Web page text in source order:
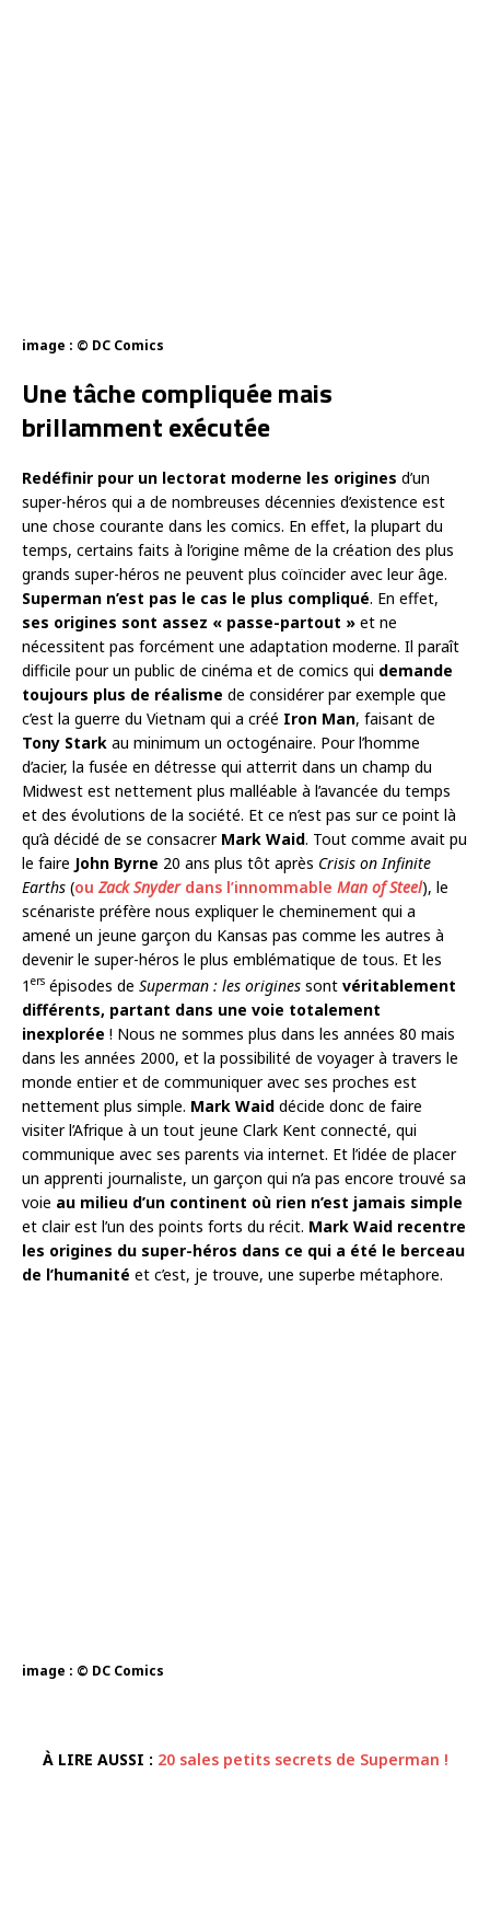
image : © DC Comics
Une tâche compliquée mais
brillamment exécutée
Redéfinir pour un lectorat moderne les origines d’un
super-héros qui a de nombreuses décennies d’existence est
une chose courante dans les comics. En effet, la plupart du
temps, certains faits à l’origine même de la création des plus
grands super-héros ne peuvent plus coïncider avec leur âge.
Superman n’est pas le cas le plus compliqué. En effet,
ses origines sont assez « passe-partout » et ne
nécessitent pas forcément une adaptation moderne. Il paraît
difficile pour un public de cinéma et de comics qui demande
toujours plus de réalisme de considérer par exemple que
c’est la guerre du Vietnam qui a créé Iron Man, faisant de
Tony Stark au minimum un octogénaire. Pour l’homme
d’acier, la fusée en détresse qui atterrit dans un champ du
Midwest est nettement plus malléable à l’avancée du temps
et des évolutions de la société. Et ce n’est pas sur ce point là
qu’à décidé de se consacrer Mark Waid. Tout comme avait pu
le faire John Byrne 20 ans plus tôt après Crisis on Infinite
Earths (ou Zack Snyderdans l’innommable Man of Steel), le
scénariste préfère nous expliquer le cheminement qui a
amené un jeune garçon du Kansas pas comme les autres à
devenir le super-héros le plus emblématique de tous. Et les
1 ers épisodes de Superman : les origines sont véritablement
différents, partant dans une voie totalement
inexplorée ! Nous ne sommes plus dans les années 80 mais
dans les années 2000, et la possibilité de voyager à travers le
monde entier et de communiquer avec ses proches est
nettement plus simple. Mark Waid décide donc de faire
visiter l’Afrique à un tout jeune Clark Kent connecté, qui
communique avec ses parents via internet. Et l’idée de placer
un apprenti journaliste, un garçon qui n’a pas encore trouvé sa
voie au milieu d’un continent où rien n’est jamais simple
et clair est l’un des points forts du récit. Mark Waid recentre
les origines du super-héros dans ce qui a été le berceau
de l’humanité et c’est, je trouve, une superbe métaphore.
image : © DC Comics
À LIRE AUSSI : 20 sales petits secrets de Superman !